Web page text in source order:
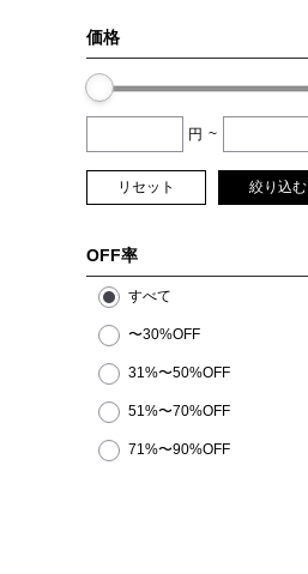
価格
円 ~
リセット 絞り込む
OFF率
すべて
〜30%OFF
31%〜50%OFF
51%〜70%OFF
71%〜90%OFF